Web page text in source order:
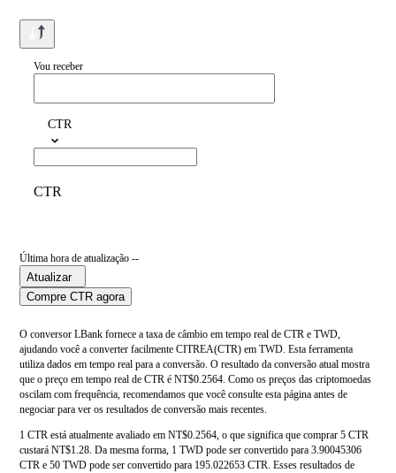
Vou receber
CTR
CTR
Última hora de atualização --
Atualizar
Compre CTR agora
O conversor LBank fornece a taxa de câmbio em tempo real de CTR e TWD,
ajudando você a converter facilmente CITREA(CTR) em TWD. Esta ferramenta
utiliza dados em tempo real para a conversão. O resultado da conversão atual mostra
que o preço em tempo real de CTR é NT$0.2564. Como os preços das criptomoedas
oscilam com frequência, recomendamos que você consulte esta página antes de
negociar para ver os resultados de conversão mais recentes.
1 CTR está atualmente avaliado em NT$0.2564, o que significa que comprar 5 CTR
custará NT$1.28. Da mesma forma, 1 TWD pode ser convertido para 3.90045306
CTR e 50 TWD pode ser convertido para 195.022653 CTR. Esses resultados de